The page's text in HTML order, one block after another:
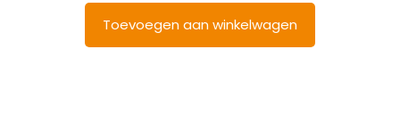
Toevoegen aan winkelwagen